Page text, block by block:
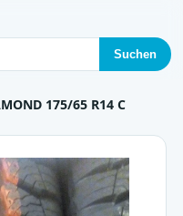
Suchen
175/65 R14 C